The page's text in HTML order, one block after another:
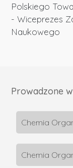
Polskiego
- Wiceprezes
Naukowego
Prowadzone
Chemia
Chemia